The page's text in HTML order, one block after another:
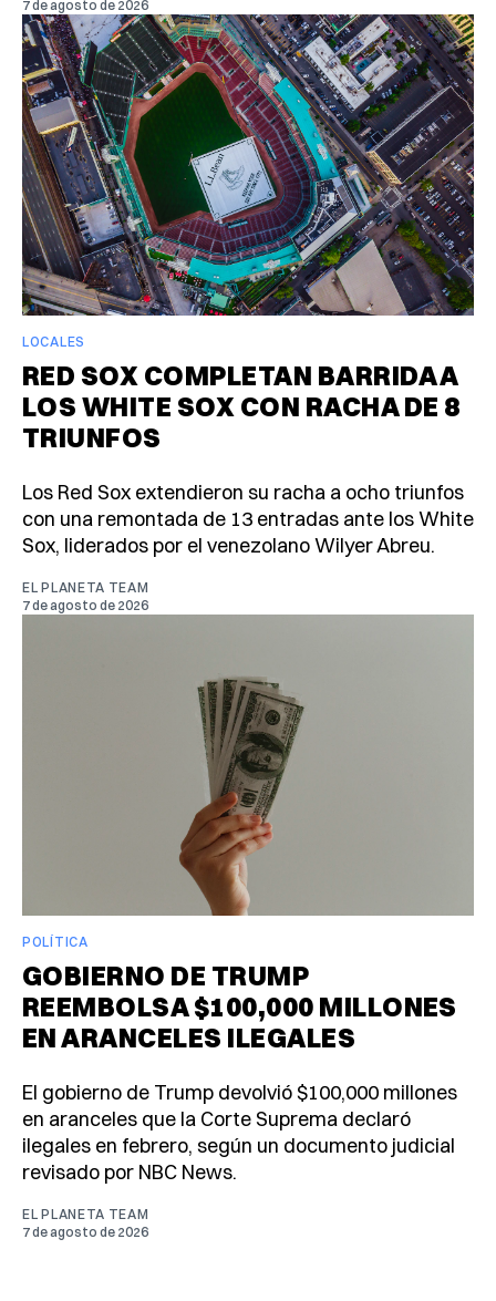
7 de agosto de 2026
LOCALES
RED SOX COMPLETAN BARRIDA A
LOS WHITE SOX CON RACHA DE 8
TRIUNFOS
Los Red Sox extendieron su racha a ocho triunfos
con una remontada de 13 entradas ante los White
Sox, liderados por el venezolano Wilyer Abreu.
EL PLANETA TEAM
7 de agosto de 2026
POLÍTICA
GOBIERNO DE TRUMP
REEMBOLSA $100,000 MILLONES
EN ARANCELES ILEGALES
El gobierno de Trump devolvió $100,000 millones
en aranceles que la Corte Suprema declaró
ilegales en febrero, según un documento judicial
revisado por NBC News.
EL PLANETA TEAM
7 de agosto de 2026